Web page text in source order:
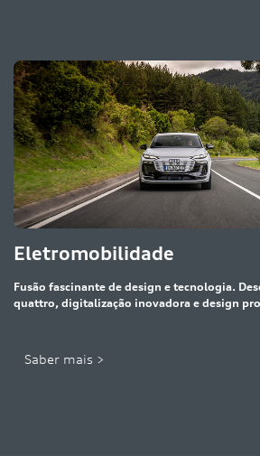
Eletromobilidade
Fusão fascinante de design e tecnologia.
quattro, digitalização inovadora e design
Saber mais >